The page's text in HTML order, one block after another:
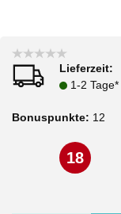
Lieferzeit:
1-2 Tage*
Bonuspunkte: 12
18